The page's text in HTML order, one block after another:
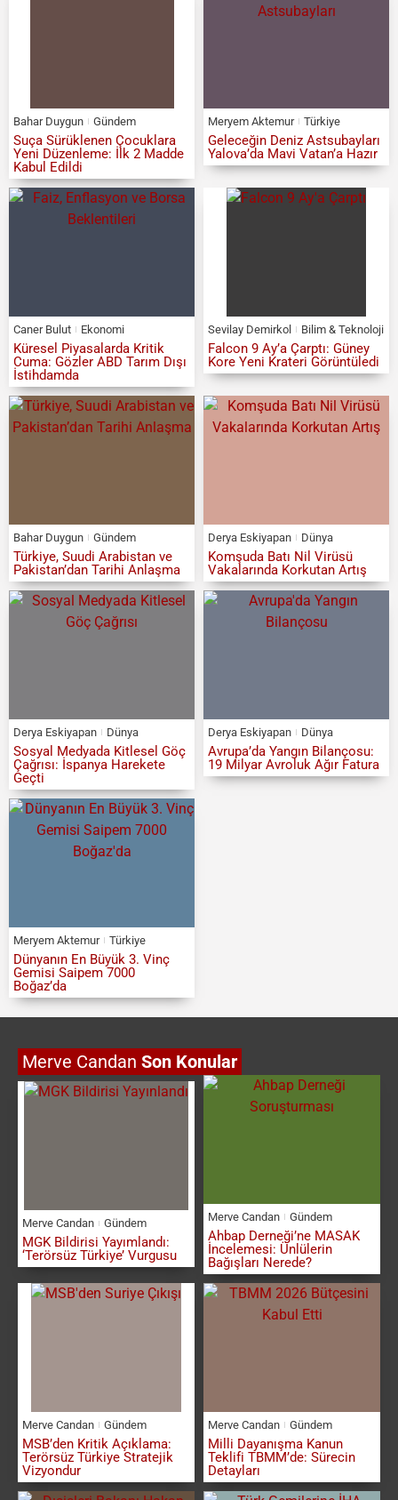
Bahar Duygun Gündem
Suça Sürüklenen Çocuklara
Yeni Düzenleme: İlk 2 Madde
Kabul Edildi
Meryem Aktemur Türkiye
Geleceğin Deniz Astsubayları
Yalova’da Mavi Vatan’a Hazır
Caner Bulut Ekonomi
Küresel Piyasalarda Kritik
Cuma: Gözler ABD Tarım Dışı
İstihdamda
Sevilay Demirkol Bilim & Teknoloji
Falcon 9 Ay’a Çarptı: Güney
Kore Yeni Krateri Görüntüledi
Bahar Duygun Gündem
Türkiye, Suudi Arabistan ve
Pakistan’dan Tarihi Anlaşma
Derya Eskiyapan Dünya
Komşuda Batı Nil Virüsü
Vakalarında Korkutan Artış
Derya Eskiyapan Dünya
Sosyal Medyada Kitlesel Göç
Çağrısı: İspanya Harekete
Geçti
Derya Eskiyapan Dünya
Avrupa’da Yangın Bilançosu:
19 Milyar Avroluk Ağır Fatura
Meryem Aktemur Türkiye
Dünyanın En Büyük 3. Vinç
Gemisi Saipem 7000
Boğaz’da
Merve Candan Son Konular
Merve Candan Gündem
MGK Bildirisi Yayımlandı:
‘Terörsüz Türkiye’ Vurgusu
Merve Candan Gündem
Ahbap Derneği’ne MASAK
İncelemesi: Ünlülerin
Bağışları Nerede?
Merve Candan Gündem
MSB’den Kritik Açıklama:
Terörsüz Türkiye Stratejik
Vizyondur
Merve Candan Gündem
Milli Dayanışma Kanun
Teklifi TBMM’de: Sürecin
Detayları